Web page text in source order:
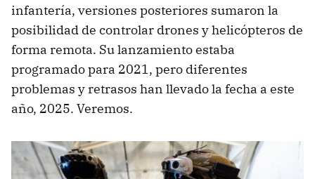
infantería, versiones posteriores sumaron la
posibilidad de controlar drones y helicópteros de
forma remota. Su lanzamiento estaba
programado para 2021, pero diferentes
problemas y retrasos han llevado la fecha a este
año, 2025. Veremos.